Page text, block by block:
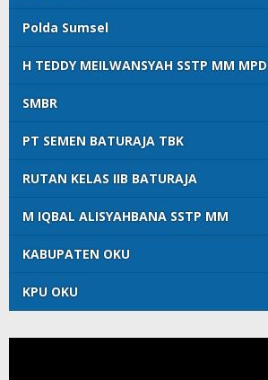
Polda Sumsel
H TEDDY MEILWANSYAH SSTP MM MPD
SMBR
PT SEMEN BATURAJA TBK
RUTAN KELAS IIB BATURAJA
M IQBAL ALISYAHBANA SSTP MM
KABUPATEN OKU
KPU OKU